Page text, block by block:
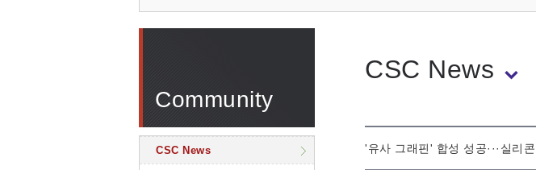
Community
CSC News
CSC News
'유사 그래핀' 합성 성공···실리